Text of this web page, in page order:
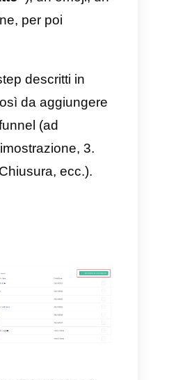
per eseguire
ai tuoi
serviti dal bot di
funnel di
WhatsApp?